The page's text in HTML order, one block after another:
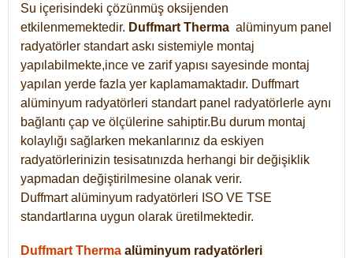
Su içerisindeki çözünmüş oksijenden
etkilenmemektedir. Duffmart Therma alüminyum panel
radyatörler standart askı sistemiyle montaj
yapılabilmekte,ince ve zarif yapısı sayesinde montaj
yapılan yerde fazla yer kaplamamaktadır. Duffmart
alüminyum radyatörleri standart panel radyatörlerle aynı
bağlantı çap ve ölçülerine sahiptir.Bu durum montaj
kolaylığı sağlarken mekanlarınız da eskiyen
radyatörlerinizin tesisatınızda herhangi bir değişiklik
yapmadan değiştirilmesine olanak verir.
Duffmart alüminyum radyatörleri ISO VE TSE
standartlarına uygun olarak üretilmektedir.
Duffmart Therma alüminyum radyatörleri